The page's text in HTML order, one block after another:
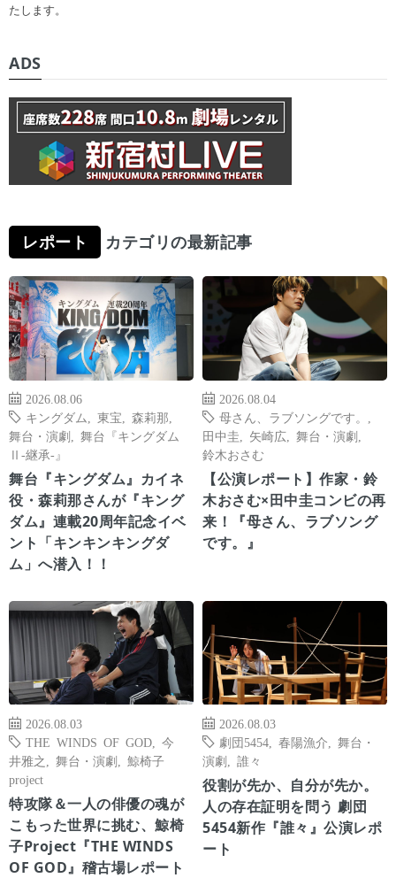
たします。
ADS
レポート カテゴリの最新記事
2026.08.06
キングダム
東宝 森莉那
舞台・演劇
舞台『キングダム
Ⅱ-継承-』
舞台『キングダム』カイネ
役・森莉那さんが『キング
ダム』連載20周年記念イベ
ント「キンキンキングダ
ム」へ潜入！！
2026.08.04
母さん、ラブソングです。
田中圭
矢崎広 舞台・演劇
鈴木おさむ
【公演レポート】作家・鈴
木おさむ×田中圭コンビの再
来！『母さん、ラブソング
です。』
2026.08.03
THE WINDS OF GOD
今
井雅之
舞台・演劇
鯨椅子
project
特攻隊＆一人の俳優の魂が
こもった世界に挑む、鯨椅
子Project『THE WINDS
OF GOD』稽古場レポート
2026.08.03
劇団5454
春陽漁介
舞台・
演劇
誰々
役割が先か、自分が先か。
人の存在証明を問う 劇団
5454新作『誰々』公演レポ
ート